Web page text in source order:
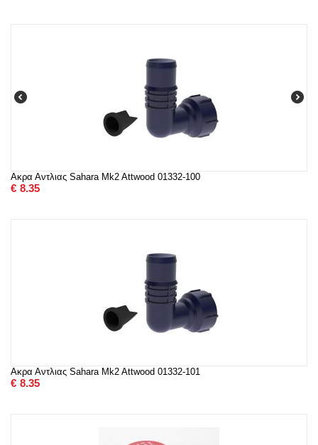
Ακρα Αντλιας Sahara Mk2 Attwood 01332-100
€ 8.35
Ακρα Αντλιας Sahara Mk2 Attwood 01332-101
€ 8.35